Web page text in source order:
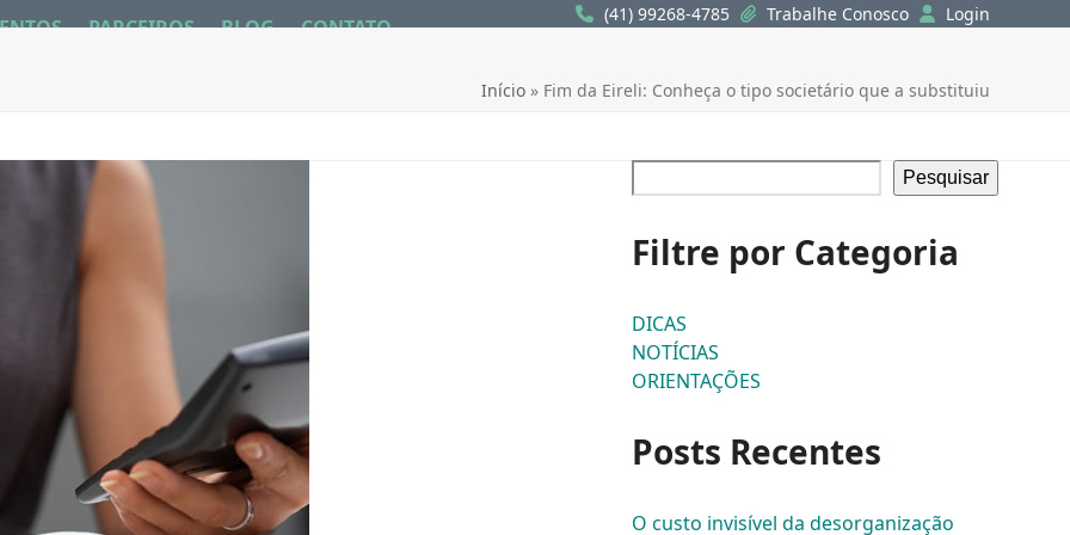
(41) 99268-4785 Trabalhe Conosco Login
PARCEIROS BLOG CONTATO
Início» Fim da Eireli: Conheça o tipo societário que a substituiu
Pesquisar
Filtre por Categoria
DICAS
NOTÍCIAS
ORIENTAÇÕES
Posts Recentes
O custo invisível da desorganização